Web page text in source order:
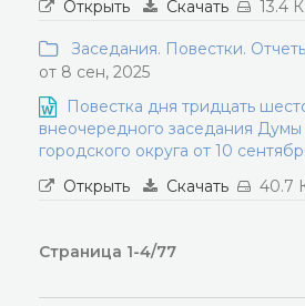
Открыть
Скачать 13.4
Заседания. Повестки.
от 8 сен, 2025
Повестка дня тридцать
внеочередного заседания
городского округа от 10
Открыть
Скачать 40.7
Страница 1-4/77